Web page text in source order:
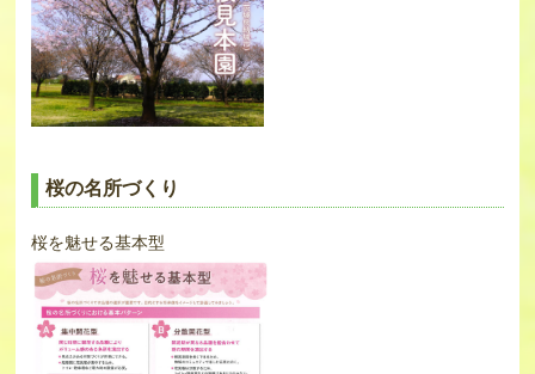
桜の名所づくり
桜を魅せる基本型